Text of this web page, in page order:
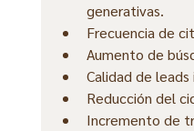
generativas.
Frecuencia de
Aumento de
Calidad de leads
Reducción del
Incremento de